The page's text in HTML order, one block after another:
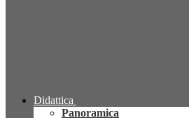
Didattica
Panoramica